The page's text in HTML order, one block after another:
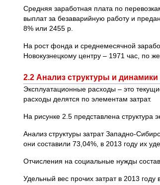
Средняя заработная плата по
выплат за безаварийную работу и
8% или 2455 р.
На рост фонда и среднемесячной
Новокузнецкому центру – 1971 час, по
2.2 Анализ структуры и
Эксплуатационные расходы – это
расходы делятся по элементам затрат.
На рисунке 2.5 представлена
Анализ структуры затрат Западно-
они составили 73,04%, в 2013 году их
Отчисления на социальные нужды
Удельный вес прочих затрат в 2013 году